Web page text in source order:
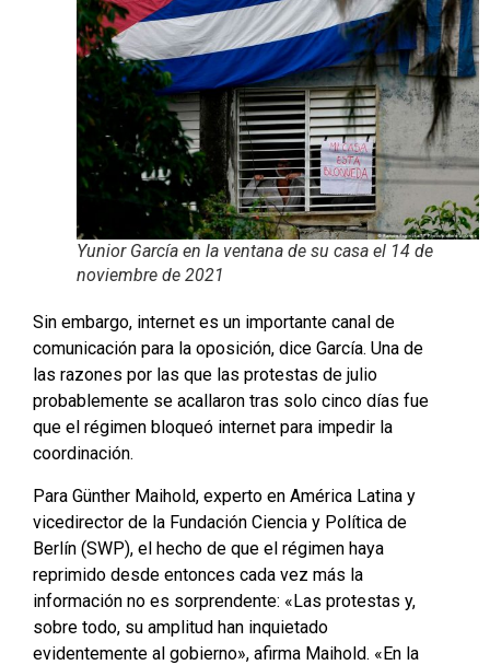
Yunior García en la ventana de su casa el 14 de
noviembre de 2021
Sin embargo, internet es un importante canal de
comunicación para la oposición, dice García. Una de
las razones por las que las protestas de julio
probablemente se acallaron tras solo cinco días fue
que el régimen bloqueó internet para impedir la
coordinación.
Para Günther Maihold, experto en América Latina y
vicedirector de la Fundación Ciencia y Política de
Berlín (SWP), el hecho de que el régimen haya
reprimido desde entonces cada vez más la
información no es sorprendente: «Las protestas y,
sobre todo, su amplitud han inquietado
evidentemente al gobierno», afirma Maihold. «En la